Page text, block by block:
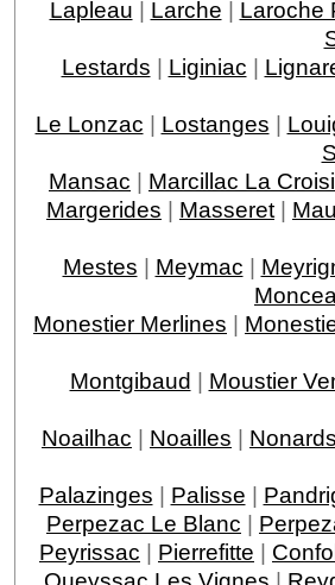
Lapleau | Larche | Laroche
Lestards | Liginiac |
Le Lonzac | Lostanges |
Mansac | Marcillac La
Margerides | Masseret |
Mestes | Meymac |
Monestier Merlines |
Montgibaud | Moustier
Noailhac | Noailles | Nonards
Palazinges | Palisse |
Perpezac Le Blanc |
Peyrissac | Pierrefitte |
Queyssac Les Vignes |